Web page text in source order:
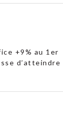
+9% au 1er
d’atteindre